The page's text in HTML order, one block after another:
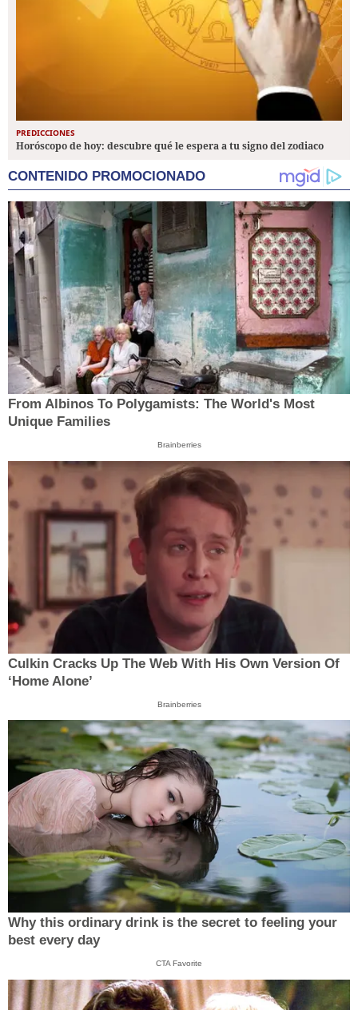
PREDICCIONES
Horóscopo de hoy: descubre qué le espera a tu signo del zodiaco
CONTENIDO PROMOCIONADO
From Albinos To Polygamists: The World's Most
Unique Families
Brainberries
Culkin Cracks Up The Web With His Own Version Of
‘Home Alone’
Brainberries
Why this ordinary drink is the secret to feeling your
best every day
CTA Favorite